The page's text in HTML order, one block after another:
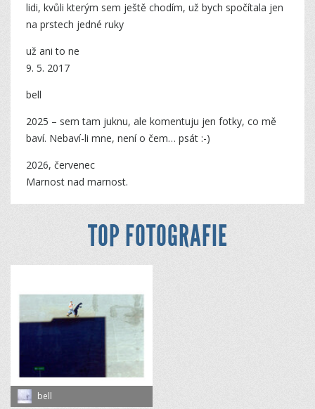
lidi, kvůli kterým sem ještě chodím, už bych spočítala jen
na prstech jedné ruky
už ani to ne
9. 5. 2017
bell
2025 – sem tam juknu, ale komentuju jen fotky, co mě
baví. Nebaví-li mne, není o čem… psát :-)
2026, červenec
Marnost nad marnost.
TOP FOTOGRAFIE
bell